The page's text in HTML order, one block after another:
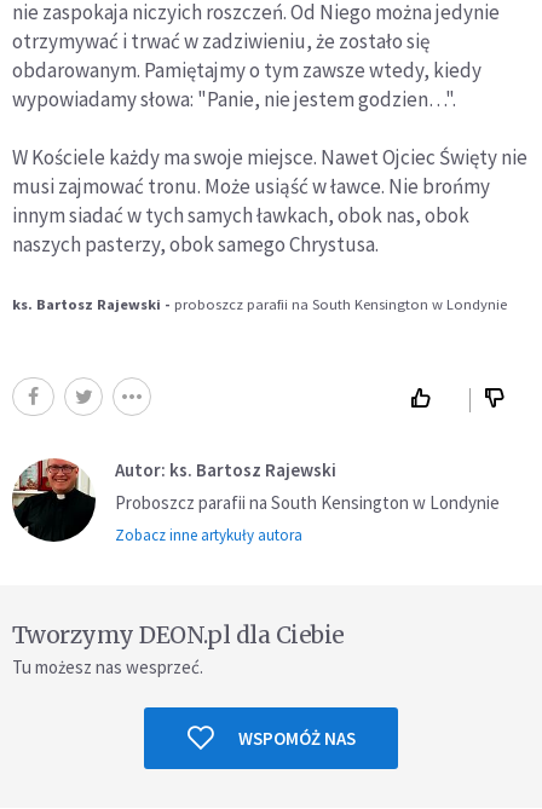
nie zaspokaja niczyich roszczeń. Od Niego można jedynie
otrzymywać i trwać w zadziwieniu, że zostało się
obdarowanym. Pamiętajmy o tym zawsze wtedy, kiedy
wypowiadamy słowa: "Panie, nie jestem godzien…".
W Kościele każdy ma swoje miejsce. Nawet Ojciec Święty nie
musi zajmować tronu. Może usiąść w ławce. Nie brońmy
innym siadać w tych samych ławkach, obok nas, obok
naszych pasterzy, obok samego Chrystusa.
ks. Bartosz Rajewski - proboszcz parafii na South Kensington w Londynie
Autor: ks. Bartosz Rajewski
Proboszcz parafii na South Kensington w Londynie
Zobacz inne artykuły autora
Tworzymy DEON.pl dla Ciebie
Tu możesz nas wesprzeć.
WSPOMÓŻ NAS